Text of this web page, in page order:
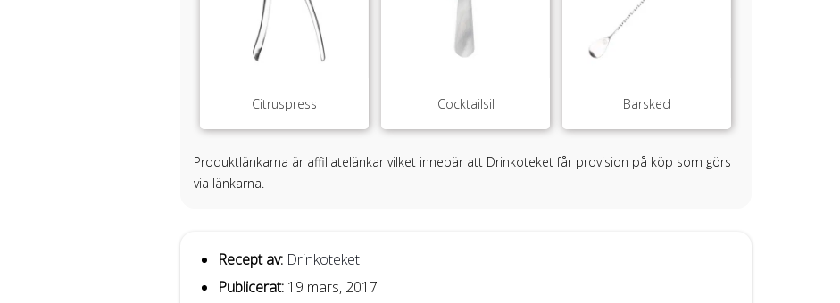
Citruspress Cocktailsil Barsked
Produktlänkarna är affiliatelänkar vilket innebär att Drinkoteket får provision på köp som görs
via länkarna.
Recept av: Drinkoteket
Publicerat: 19 mars, 2017